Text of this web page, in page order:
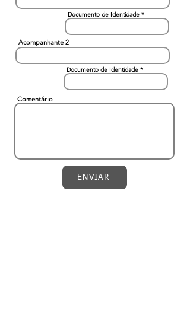
Documento de Identidade
Acompanhante 2
Documento de Identidade
Comentário
ENVIAR